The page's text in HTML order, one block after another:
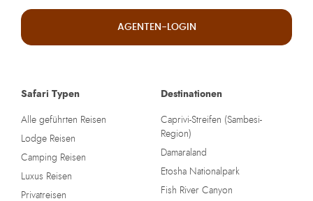
Safari Typen
Alle geführten Reisen
Lodge Reisen
Camping Reisen
Luxus Reisen
Privatreisen
Destinationen
Caprivi-Streifen (Sambesi-
Region)
Damaraland
Etosha Nationalpark
Fish River Canyon
AGENTEN-LOGIN